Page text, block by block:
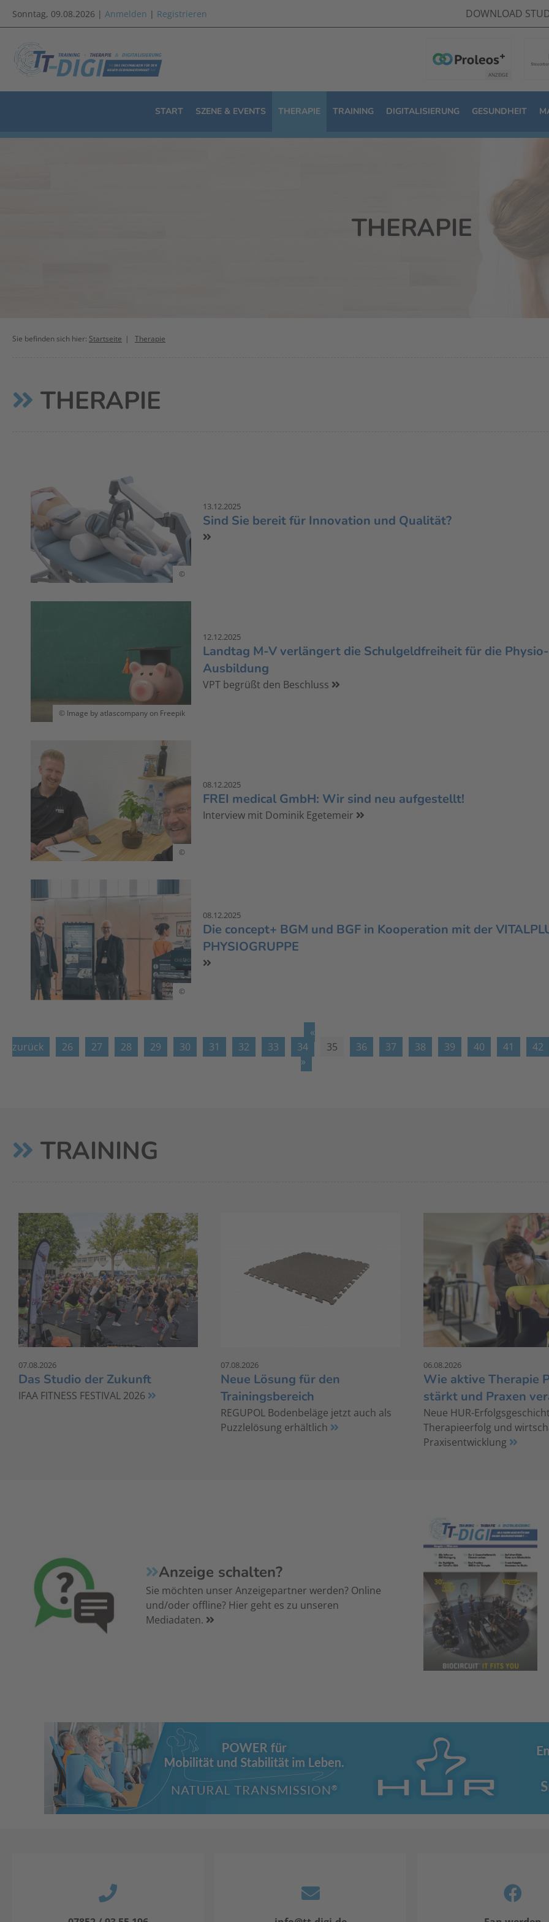
Sonntag, 09.08.2026 | Anmelden | Registrieren DOWNLOAD
START SZENE & EVENTS THERAPIE TRAINING DIGITALISIERUNG GESUNDHEIT
THERAPIE
Sie befinden sich hier: Startseite Therapie
THERAPIE
©
13.12.2025
Sind Sie bereit für Innovation und Qualität?
© Image by atlascompany on Freepik
12.12.2025
Landtag M-V verlängert die Schulgeldfreiheit für die Physio-
Ausbildung
VPT begrüßt den Beschluss
©
08.12.2025
FREI medical GmbH: Wir sind neu aufgestellt!
Interview mit Dominik Egetemeir
©
08.12.2025
Die concept+ BGM und BGF in Kooperation mit der
PHYSIOGRUPPE
«
zurück
26 27 28 29 30 31 32 33 34 35 36 37 38 39 40 41 42
»
TRAINING
07.08.2026
Das Studio der Zukunft
IFAA FITNESS FESTIVAL 2026
07.08.2026
Neue Lösung für den
Trainingsbereich
REGUPOL Bodenbeläge jetzt auch als
Puzzlelösung erhältlich
06.08.2026
Wie aktive Therapie
stärkt und Praxen
Neue HUR-
Therapieerfolg und
Praxisentwicklung
Anzeige schalten?
Sie möchten unser Anzeigepartner werden? Online
und/oder offline? Hier geht es zu unseren
Mediadaten.